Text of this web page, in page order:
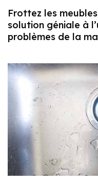
Frottez les
solution géniale à
problèmes de la